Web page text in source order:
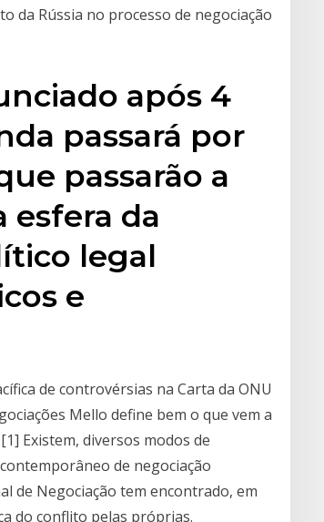
da Rússia no processo de negociação
após 4
passará por
passarão a
esfera da
legal
e
de controvérsias na Carta da ONU
Mello define bem o que vem a
Existem, diversos modos de
de negociação
de Negociação tem encontrado, em
do conflito pelas próprias.